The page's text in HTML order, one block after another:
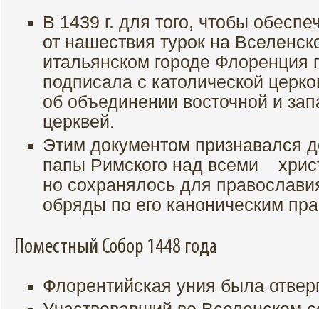
В 1439 г. для того, чтобы
от нашествия турок на
итальянском городе Флоренция
подписала с католической
об объединении восточной и
церквей.
Этим документом признавался
папы Римского над всеми
но сохранялось для
обряды по его каноническим
Поместный Собор 1448 года
Флорентийская уния была